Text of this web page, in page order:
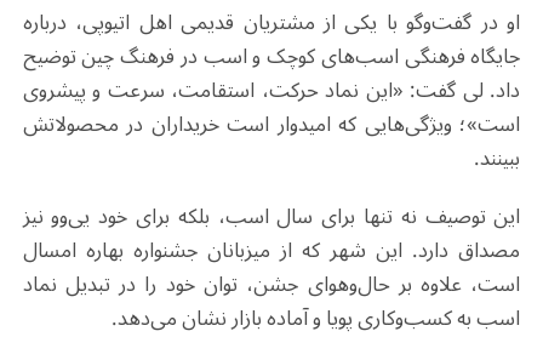
او در گفت‌وگو با یکی از مشتریان قدیمی اهل اتیوپی، درباره
جایگاه فرهنگی اسب‌های کوچک و اسب در فرهنگ چین توضیح
داد. لی گفت: «این نماد حرکت، استقامت، سرعت و پیشروی
است»؛ ویژگی‌هایی که امیدوار است خریداران در محصولاتش
ببینند.
این توصیف نه تنها برای سال اسب، بلکه برای خود یی‌وو نیز
مصداق دارد. این شهر که از میزبانان جشنواره بهاره امسال
است، علاوه بر حال‌وهوای جشن، توان خود را در تبدیل نماد
اسب به کسب‌وکاری پویا و آماده بازار نشان می‌دهد.